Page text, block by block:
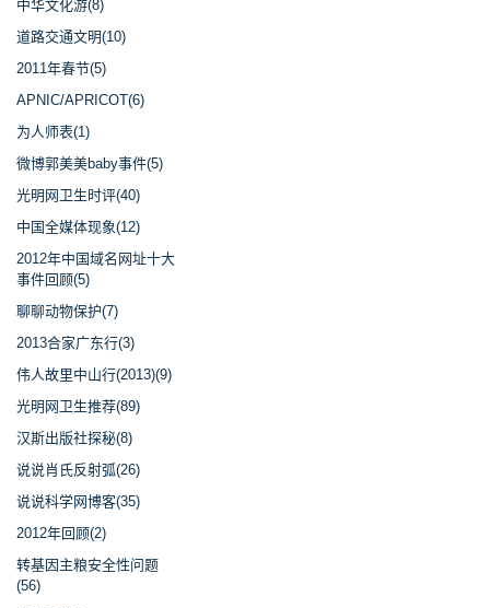
中华文化游(8)
道路交通文明(10)
2011年春节(5)
APNIC/APRICOT(6)
为人师表(1)
微博郭美美baby事件(5)
光明网卫生时评(40)
中国全媒体现象(12)
2012年中国域名网址十大
事件回顾(5)
聊聊动物保护(7)
2013合家广东行(3)
伟人故里中山行(2013)(9)
光明网卫生推荐(89)
汉斯出版社探秘(8)
说说肖氏反射弧(26)
说说科学网博客(35)
2012年回顾(2)
转基因主粮安全性问题
(56)